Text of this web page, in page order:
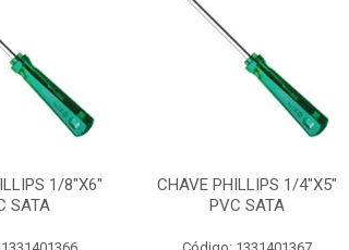
1/8"X6"
SATA
CHAVE PHILLIPS 1/4"X5"
PVC SATA